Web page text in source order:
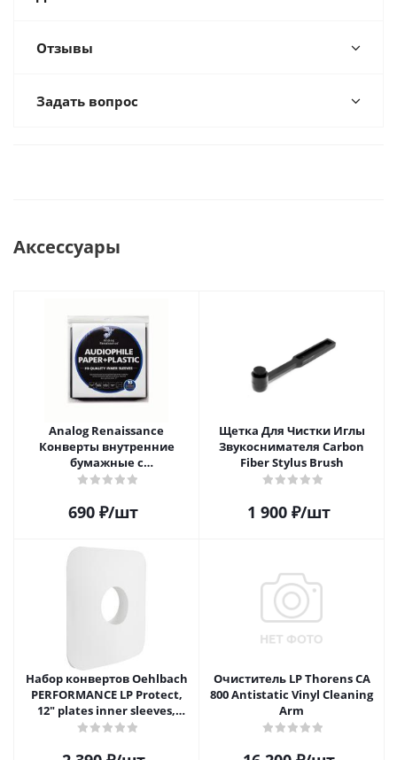
Отзывы
Задать вопрос
Аксессуары
Analog Renaissance
Конверты внутренние
бумажные с
антистатическим пакетом
Audiophile Paper+Plastic (10
690 ₽/шт
Щетка Для Чистки Иглы
Звукоснимателя Carbon
Fiber Stylus Brush
1 900₽/шт
Набор конвертов Oehlbach
PERFORMANCE LP Protect,
12" plates inner sleeves,
D1C2611
Очиститель LP Thorens CA
800 Antistatic Vinyl Cleaning
Arm